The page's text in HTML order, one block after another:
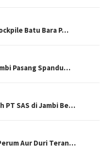
Batu Bara P…
Pasang Spandu…
PT SAS di Jambi Be…
Aur Duri Teran…